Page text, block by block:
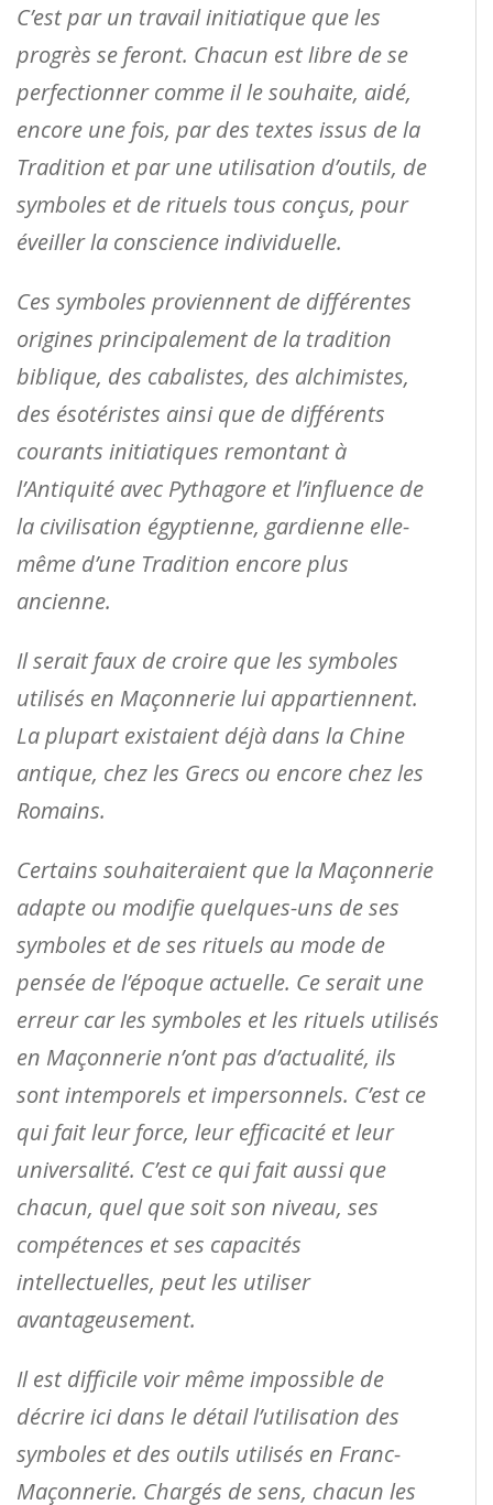
C’est par un travail initiatique que les
progrès se feront. Chacun est libre de se
perfectionner comme il le souhaite, aidé,
encore une fois, par des textes issus de la
Tradition et par une utilisation d’outils, de
symboles et de rituels tous conçus, pour
éveiller la conscience individuelle.
Ces symboles proviennent de différentes
origines principalement de la tradition
biblique, des cabalistes, des alchimistes,
des ésotéristes ainsi que de différents
courants initiatiques remontant à
l’Antiquité avec Pythagore et l’influence de
la civilisation égyptienne, gardienne elle-
même d’une Tradition encore plus
ancienne.
Il serait faux de croire que les symboles
utilisés en Maçonnerie lui appartiennent.
La plupart existaient déjà dans la Chine
antique, chez les Grecs ou encore chez les
Romains.
Certains souhaiteraient que la Maçonnerie
adapte ou modifie quelques-uns de ses
symboles et de ses rituels au mode de
pensée de l’époque actuelle. Ce serait une
erreur car les symboles et les rituels utilisés
en Maçonnerie n’ont pas d’actualité, ils
sont intemporels et impersonnels. C’est ce
qui fait leur force, leur efficacité et leur
universalité. C’est ce qui fait aussi que
chacun, quel que soit son niveau, ses
compétences et ses capacités
intellectuelles, peut les utiliser
avantageusement.
Il est difficile voir même impossible de
décrire ici dans le détail l’utilisation des
symboles et des outils utilisés en Franc-
Maçonnerie. Chargés de sens, chacun les